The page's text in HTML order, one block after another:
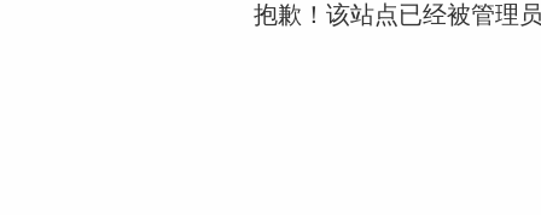
抱歉！该站点已经被管理